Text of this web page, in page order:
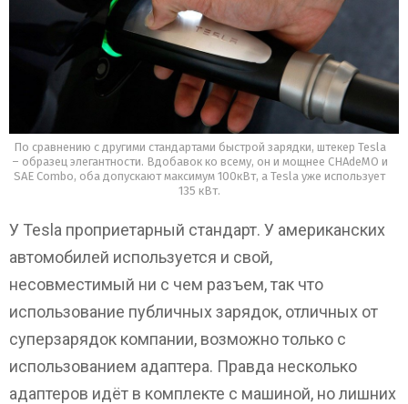
По сравнению с другими стандартами быстрой зарядки, штекер Tesla
– образец элегантности. Вдобавок ко всему, он и мощнее CHAdeMO и
SAE Combo, оба допускают максимум 100кВт, а Tesla уже использует
135 кВт.
У Tesla проприетарный стандарт. У американских
автомобилей используется и свой,
несовместимый ни с чем разъем, так что
использование публичных зарядок, отличных от
суперзарядок компании, возможно только с
использованием адаптера. Правда несколько
адаптеров идёт в комплекте с машиной, но лишних